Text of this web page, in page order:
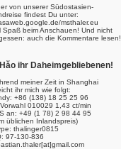
von unserer Südostasien-
findest Du unter:
msthaler.eu
Spaß beim Anschauen! Und nicht
auch die Kommentare lesen!
ihr Daheimgebliebenen!
meiner Zeit in Shanghai
ihr mich wie folgt:
+86 (138) 18 25 25 96
010029 1,43 ct/min
an: +49 (1 78) 2 98 44 95
üblichen Inlandspreis)
thalinger0815
97-130-836